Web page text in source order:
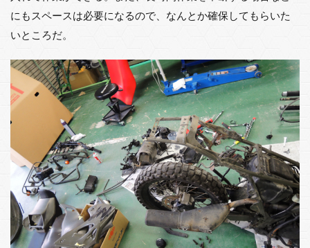
にもスペースは必要になるので、なんとか確保してもらいた
いところだ。